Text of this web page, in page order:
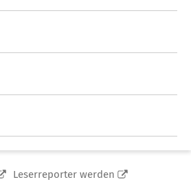
Leserreporter werden